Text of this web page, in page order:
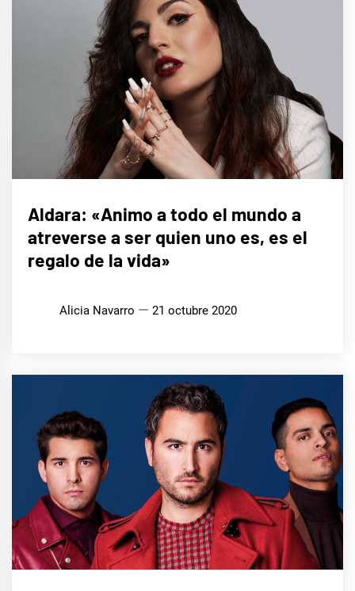
Aldara: «Animo a todo el mundo a
atreverse a ser quien uno es, es el
regalo de la vida»
Alicia Navarro 21 octubre 2020